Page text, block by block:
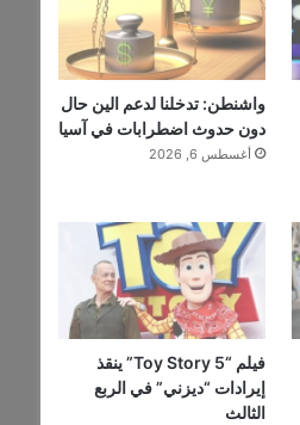
واشنطن: تدخلنا لدعم الين حال
دون حدوث اضطرابات في آسيا
أغسطس 6, 2026
فيلم “Toy Story 5” ينقذ
إيرادات “ديزني” في الربع
الثالث